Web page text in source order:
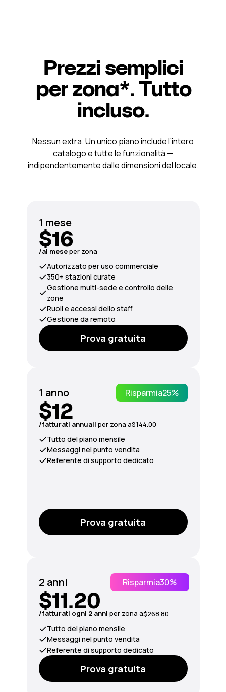
Prezzi semplici
per zona*. Tutto
incluso.
1 mese
$16
/al meseper zona
Autorizzato per uso commerciale
350+ stazioni curate
Gestione multi-sede e controllo delle
zone
Ruoli e accessi dello staff
Gestione da remoto
Prova gratuita
1 anno Risparmia25%
$12
/fatturati annuali per zona a$144.00
Tutto del piano mensile
Messaggi nel punto vendita
Referente di supporto dedicato
Prova gratuita
2 anni Risparmia30%
$11.20
/fatturati ogni 2 anni per zona a$268.80
Tutto del piano mensile
Messaggi nel punto vendita
Referente di supporto dedicato
Prova gratuita
Nessun extra. Un unico piano include l’intero
catalogo e tutte le funzionalità —
indipendentemente dalle dimensioni del locale.